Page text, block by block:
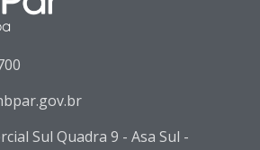
Sul Quadra 9 - Asa Sul -